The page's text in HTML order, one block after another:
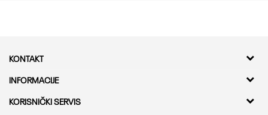
CO
KONTAKT
Kvantum Sport d.o.o.
Adresa
INFORMACIJE
O nama
KORISNIČKI SERVIS